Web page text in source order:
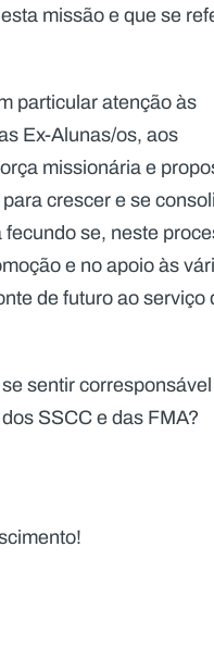
missão e que se
particular atenção às
Ex-Alunas/os, aos
missionária e
crescer e se
se, neste
e no apoio às
de futuro ao serviço
sentir
SSCC e das FMA?